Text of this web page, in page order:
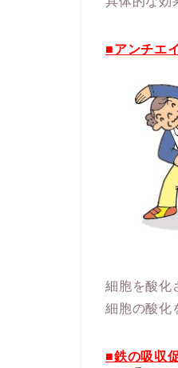
■アンチエ
細胞を酸化
細胞の酸化
■鉄の吸収